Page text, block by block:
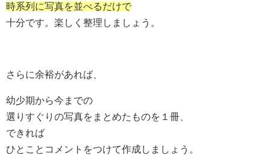
時系列に写真を並べるだけで
十分です。楽しく整理しましょう。
さらに余裕があれば、
幼少期から今までの
選りすぐりの写真をまとめたものを１冊、
できれば
ひとことコメントをつけて作成しましょう。